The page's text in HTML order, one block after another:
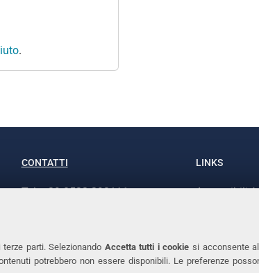
parti. Selezionando Accetta tutti i cookie si acconsente
potrebbero non essere disponibili. Le preferenze
.
CONTATTI
Tel. +39 0532 293111
LINKS
Accessibilità
Cookies